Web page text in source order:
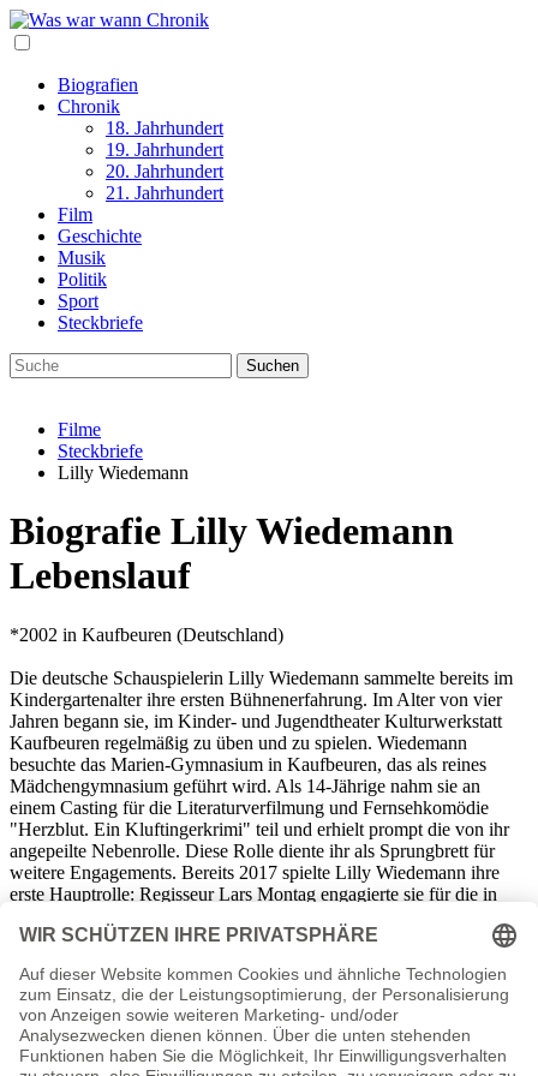
Biografien
Chronik
18. Jahrhundert
19. Jahrhundert
20. Jahrhundert
21. Jahrhundert
Film
Geschichte
Musik
Politik
Sport
Steckbriefe
Filme
Steckbriefe
Lilly Wiedemann
Biografie Lilly Wiedemann
Lebenslauf
*2002 in Kaufbeuren (Deutschland)
Die deutsche Schauspielerin Lilly Wiedemann sammelte bereits im
Kindergartenalter ihre ersten Bühnenerfahrung. Im Alter von vier
Jahren begann sie, im Kinder- und Jugendtheater Kulturwerkstatt
Kaufbeuren regelmäßig zu üben und zu spielen. Wiedemann
besuchte das Marien-Gymnasium in Kaufbeuren, das als reines
Mädchengymnasium geführt wird. Als 14-Jährige nahm sie an
einem Casting für die Literaturverfilmung und Fernsehkomödie
"Herzblut. Ein Kluftingerkrimi" teil und erhielt prompt die von ihr
angepeilte Nebenrolle. Diese Rolle diente ihr als Sprungbrett für
weitere Engagements. Bereits 2017 spielte Lilly Wiedemann ihre
erste Hauptrolle: Regisseur Lars Montag engagierte sie für die in
Jahren 2020 und 2021 wirkte Wiedemann hauptsächlich in Serien
Mertens" und wurde auch für die Krimiserie "Spätzle arrabbiata
oder eine Hand wäscht die andere" für die Rolle der Tochter des
Protagonisten verpflichtet.